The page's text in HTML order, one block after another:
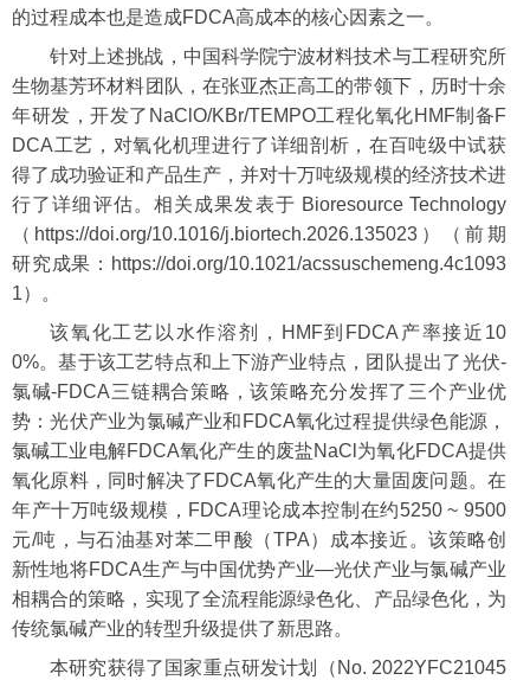
的过程成本也是造成FDCA高成本的核心因素之一。
针对上述挑战，中国科学院宁波材料技术与工程研究所
生物基芳环材料团队，在张亚杰正高工的带领下，历时十余
年研发，开发了NaClO/KBr/TEMPO工程化氧化HMF制备F
DCA工艺，对氧化机理进行了详细剖析，在百吨级中试获
得了成功验证和产品生产，并对十万吨级规模的经济技术进
行了详细评估。相关成果发表于 Bioresource Technology
（https://doi.org/10.1016/j.biortech.2026.135023）（前期
研究成果：https://doi.org/10.1021/acssuschemeng.4c1093
1）。
该氧化工艺以水作溶剂，HMF到FDCA产率接近10
0%。基于该工艺特点和上下游产业特点，团队提出了光伏-
氯碱-FDCA三链耦合策略，该策略充分发挥了三个产业优
势：光伏产业为氯碱产业和FDCA氧化过程提供绿色能源，
氯碱工业电解FDCA氧化产生的废盐NaCl为氧化FDCA提供
氧化原料，同时解决了FDCA氧化产生的大量固废问题。在
年产十万吨级规模，FDCA理论成本控制在约5250 ~ 9500
元/吨，与石油基对苯二甲酸（TPA）成本接近。该策略创
新性地将FDCA生产与中国优势产业—光伏产业与氯碱产业
相耦合的策略，实现了全流程能源绿色化、产品绿色化，为
传统氯碱产业的转型升级提供了新思路。
本研究获得了国家重点研发计划（No. 2022YFC21045